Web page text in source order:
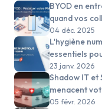
BYOD en
quand vos
personnels
04 déc. 2025
L'hygiène
essentiels
23 janv. 2026
Shadow IT et
menacent
05 févr. 2026